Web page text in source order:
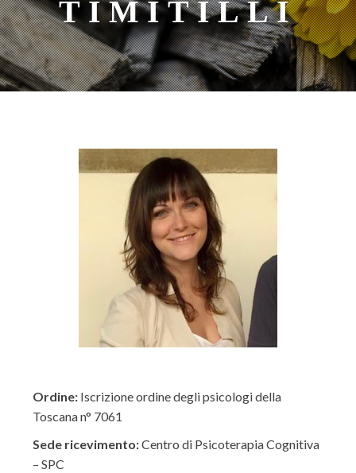
TIMITILLI
Ordine:Iscrizione ordine degli psicologi della
Toscana n° 7061
Sede ricevimento:Centro di Psicoterapia Cognitiva
– SPC